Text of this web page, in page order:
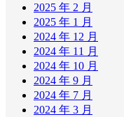
2025 年 2 月
2025 年 1 月
2024 年 12 月
2024 年 11 月
2024 年 10 月
2024 年 9 月
2024 年 7 月
2024 年 3 月